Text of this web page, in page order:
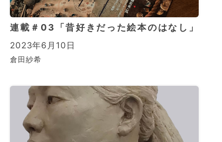
連載＃03「昔好きだった絵本のはなし」
2023年6月10日
倉田紗希